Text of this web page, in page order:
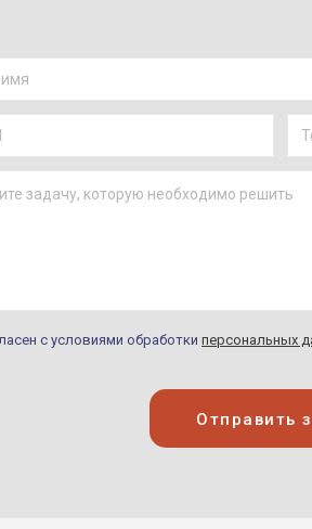
с условиями обработки персональных
Отправить